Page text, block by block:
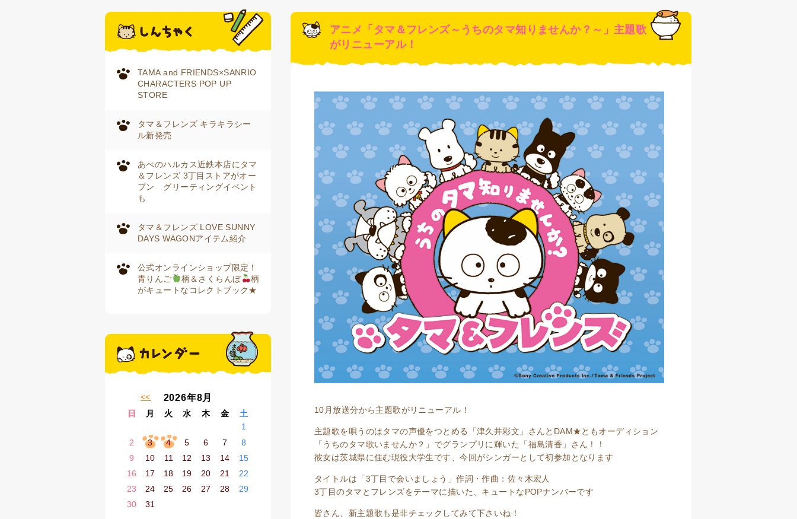
TAMA and FRIENDS×SANRIO
CHARACTERS POP UP
STORE
タマ＆フレンズ キラキラシー
ル新発売
あべのハルカス近鉄本店にタマ
＆フレンズ 3丁目ストアがオー
プン グリーティングイベント
も
タマ＆フレンズ LOVE SUNNY
DAYS WAGONアイテム紹介
公式オンラインショップ限定！
青りんご
柄＆さくらんぼ
柄
がキュートなコレクトブック★
2026年8月
日 月 火 水 木 金 土
« 7月
1
2
3 4 5 6 7
8
9
10 11 12 13 14
15
16
17 18 19 20 21
22
23
24 25 26 27 28
29
30
31
アニメ「タマ＆フレンズ～うちのタマ知りませんか？～」主題歌
がリニューアル！
10月放送分から主題歌がリニューアル！
主題歌を唄うのはタマの声優をつとめる「津久井彩文」さんとDAM★ともオーディション
「うちのタマ歌いませんか？」でグランプリに輝いた「福島清香」さん！！
彼女は茨城県に住む現役大学生です、今回がシンガーとして初参加となります
タイトルは「3丁目で会いましょう」作詞・作曲：佐々木宏人
3丁目のタマとフレンズをテーマに描いた、キュートなPOPナンバーです
皆さん、新主題歌も是非チェックしてみて下さいね！